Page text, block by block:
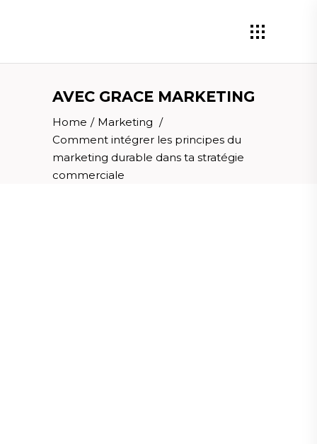
AVEC GRACE MARKETING
Home / Marketing /
Comment intégrer les principes du
marketing durable dans ta stratégie
commerciale